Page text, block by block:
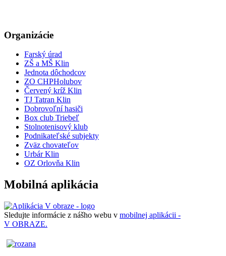
Organizácie
Farský úrad
ZŠ a MŠ Klin
Jednota dôchodcov
ZO CHPHolubov
Červený kríž Klin
TJ Tatran Klin
Dobrovoľní hasiči
Box club Triebeľ
Stolnotenisový klub
Podnikateľské subjekty
Zväz chovateľov
Urbár Klin
OZ Orlovňa Klin
Mobilná aplikácia
Sledujte informácie z nášho webu v mobilnej aplikácii -
V OBRAZE.